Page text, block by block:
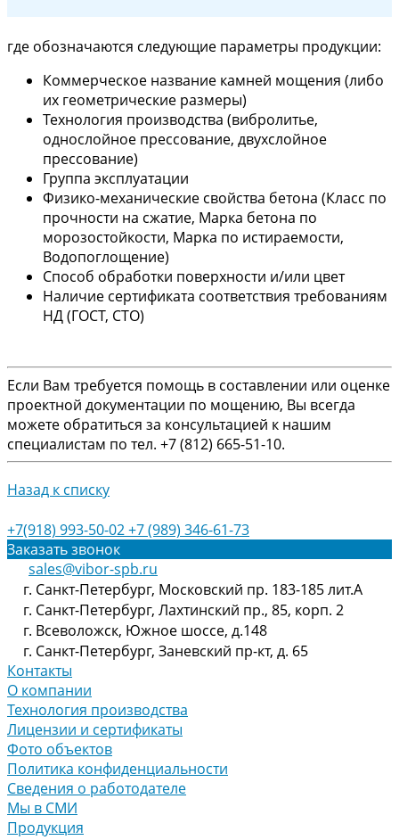
где обозначаются следующие параметры продукции:
Коммерческое название камней мощения (либо
их геометрические размеры)
Технология производства (вибролитье,
однослойное прессование, двухслойное
прессование)
Группа эксплуатации
Физико-механические свойства бетона (Класс по
прочности на сжатие, Марка бетона по
морозостойкости, Марка по истираемости,
Водопоглощение)
Способ обработки поверхности и/или цвет
Наличие сертификата соответствия требованиям
НД (ГОСТ, СТО)
Если Вам требуется помощь в составлении или оценке
проектной документации по мощению, Вы всегда
можете обратиться за консультацией к нашим
специалистам по тел. +7 (812) 665-51-10.
Назад к списку
+7(918) 993-50-02+7 (989) 346-61-73
Заказать звонок
sales@vibor-spb.ru
г. Санкт-Петербург, Московский пр. 183-185 лит.А
г. Санкт-Петербург, Лахтинский пр., 85, корп. 2
г. Всеволожск, Южное шоссе, д.148
г. Санкт-Петербург, Заневский пр-кт, д. 65
Контакты
О компании
Технология производства
Лицензии и сертификаты
Фото объектов
Политика конфиденциальности
Сведения о работодателе
Мы в СМИ
Продукция